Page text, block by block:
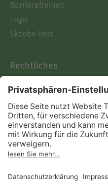
Barrierefreiheit
Login
Skoobe liest
Rechtliches
AGB
Informationen nach Data
Act
Verträge hier kündigen
Impressum